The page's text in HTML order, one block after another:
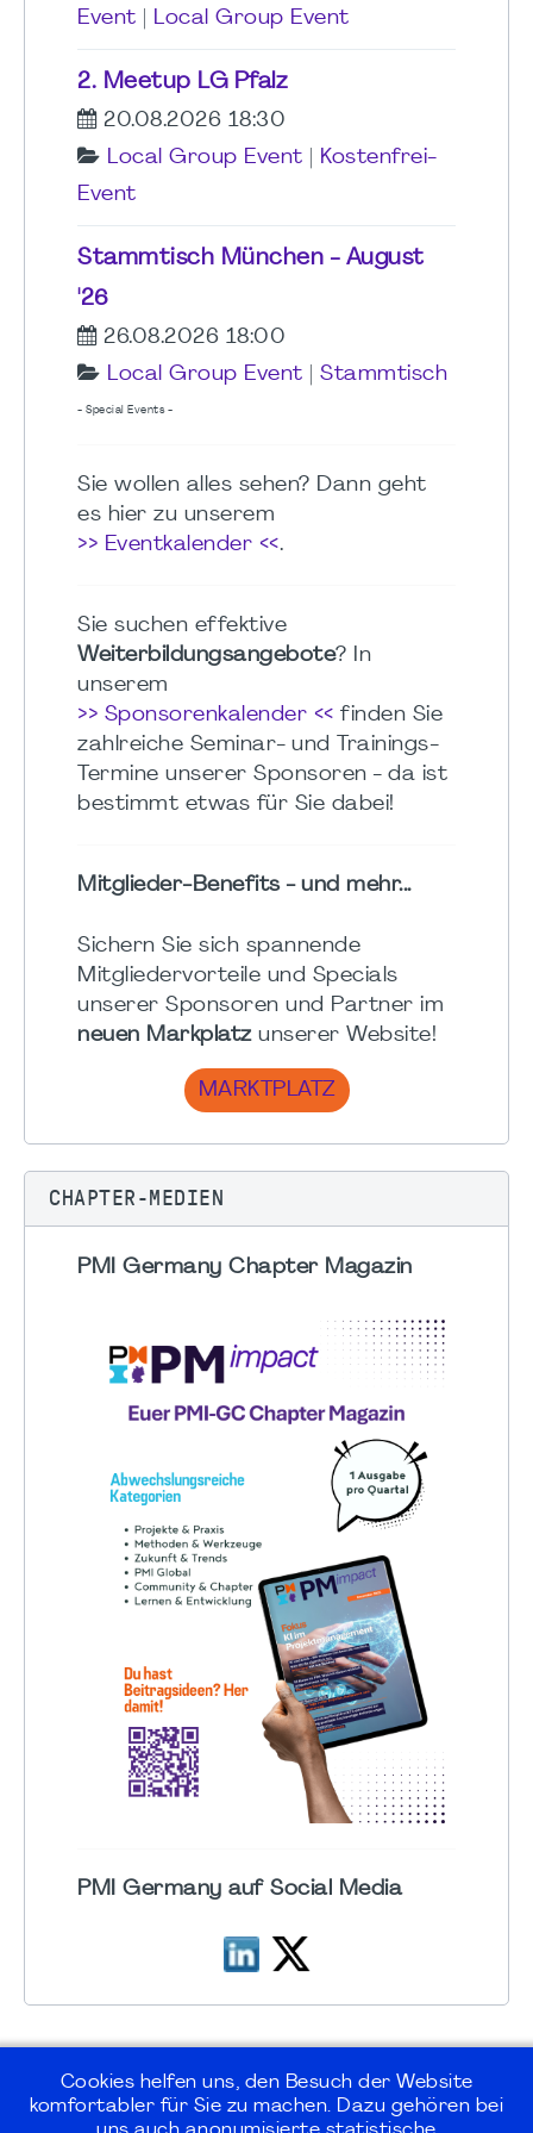
Event
Local Group Event
2. Meetup LG Pfalz
20.08.2026 18:30
Local Group Event
Kostenfrei-
Event
Stammtisch München - August
'26
26.08.2026 18:00
Local Group Event
Stammtisch
- Special Events -
Sie wollen alles sehen? Dann geht
es hier zu unserem
>> Eventkalender <<.
Sie suchen effektive
Weiterbildungsangebote? In
unserem
>> Sponsorenkalender << finden Sie
zahlreiche Seminar- und Trainings-
Termine unserer Sponsoren - da ist
bestimmt etwas für Sie dabei!
Mitglieder-Benefits - und mehr...
Sichern Sie sich spannende
Mitgliedervorteile und Specials
unserer Sponsoren und Partner im
neuen Markplatzunserer Website!
MARKTPLATZ
CHAPTER-MEDIEN
PMI Germany Chapter Magazin
PMI Germany auf Social Media
Cookies helfen uns, den Besuch der Website
komfortabler für Sie zu machen. Dazu gehören bei